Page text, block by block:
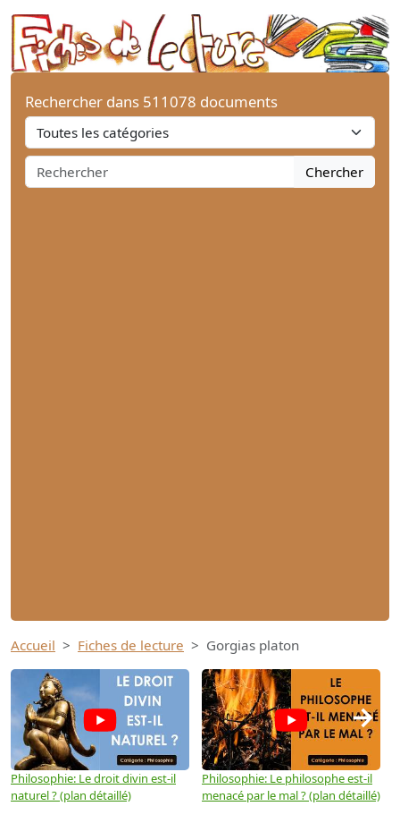
Rechercher dans 511078 documents
Chercher
Accueil Fiches de lecture Gorgias platon
Philosophie: Le droit divin est-il
naturel ? (plan détaillé)
Philosophie: Le philosophe est-il
menacé par le mal ? (plan détaillé)
→